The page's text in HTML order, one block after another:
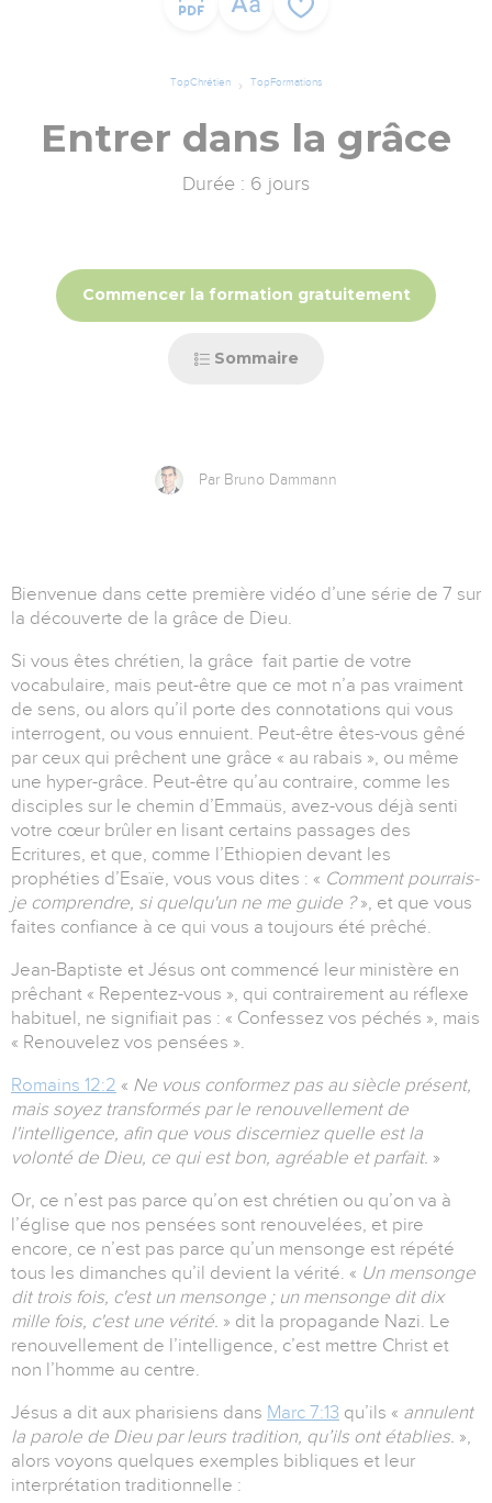
TopChrétien TopFormations
Entrer dans la grâce
Durée : 6 jours
Commencer la formation gratuitement
Sommaire
Par Bruno Dammann
Bienvenue dans cette première vidéo d’une série de 7 sur
la découverte de la grâce de Dieu.
Si vous êtes chrétien, la grâce fait partie de votre
vocabulaire, mais peut-être que ce mot n’a pas vraiment
de sens, ou alors qu’il porte des connotations qui vous
interrogent, ou vous ennuient. Peut-être êtes-vous gêné
par ceux qui prêchent une grâce « au rabais », ou même
une hyper-grâce. Peut-être qu’au contraire, comme les
disciples sur le chemin d’Emmaüs, avez-vous déjà senti
votre cœur brûler en lisant certains passages des
Ecritures, et que, comme l’Ethiopien devant les
prophéties d’Esaïe, vous vous dites : « Comment pourrais-
je comprendre, si quelqu'un ne me guide ?», et que vous
faites confiance à ce qui vous a toujours été prêché.
Jean-Baptiste et Jésus ont commencé leur ministère en
prêchant « Repentez-vous », qui contrairement au réflexe
habituel, ne signifiait pas : « Confessez vos péchés », mais
« Renouvelez vos pensées ».
Romains 12:2 « Ne vous conformez pas au siècle présent,
mais soyez transformés par le renouvellement de
l'intelligence, afin que vous discerniez quelle est la
volonté de Dieu, ce qui est bon, agréable et parfait. »
Or, ce n’est pas parce qu’on est chrétien ou qu’on va à
l’église que nos pensées sont renouvelées, et pire
encore, ce n’est pas parce qu’un mensonge est répété
tous les dimanches qu’il devient la vérité. « Un mensonge
dit trois fois, c'est un mensonge ; un mensonge dit dix
mille fois, c'est une vérité. » dit la propagande Nazi. Le
renouvellement de l’intelligence, c’est mettre Christ et
non l’homme au centre.
Jésus a dit aux pharisiens dans Marc 7:13 qu’ils « annulent
la parole de Dieu par leurs tradition, qu’ils ont établies. »,
alors voyons quelques exemples bibliques et leur
interprétation traditionnelle :